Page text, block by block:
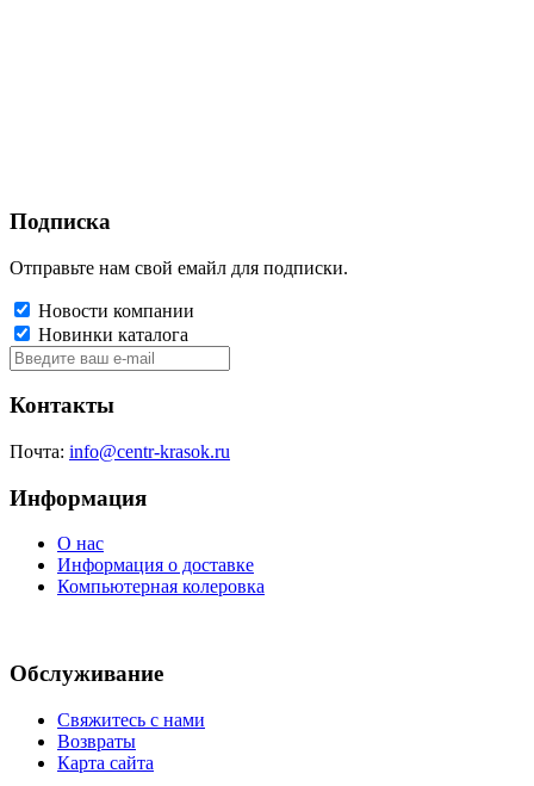
Подписка
Отправьте нам свой емайл для подписки.
Новости компании
Новинки каталога
Контакты
Почта: info@centr-krasok.ru
Информация
О нас
Информация о доставке
Компьютерная колеровка
Обслуживание
Свяжитесь с нами
Возвраты
Карта сайта